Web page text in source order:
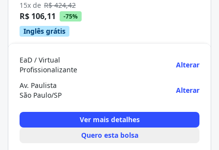
15x de R$ 424,42
R$ 106,11 -75%
Inglês grátis
EaD / Virtual
Profissionalizante
Alterar
Av. Paulista
São Paulo/SP
Alterar
Ver mais detalhes
Quero esta bolsa